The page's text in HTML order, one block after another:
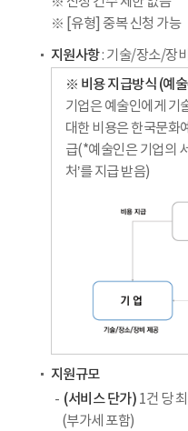
※ [유형] 중복 신청 가능
지원사항: 기술/장소/장
※ 비용 지급방식 (예
기업은 예술인에게 기
대한 비용은 한국문화
급(*예술인은 기업의
처’를 지급 받음)
지원규모
(서비스 단가) 1건 당
(부가세 포함)